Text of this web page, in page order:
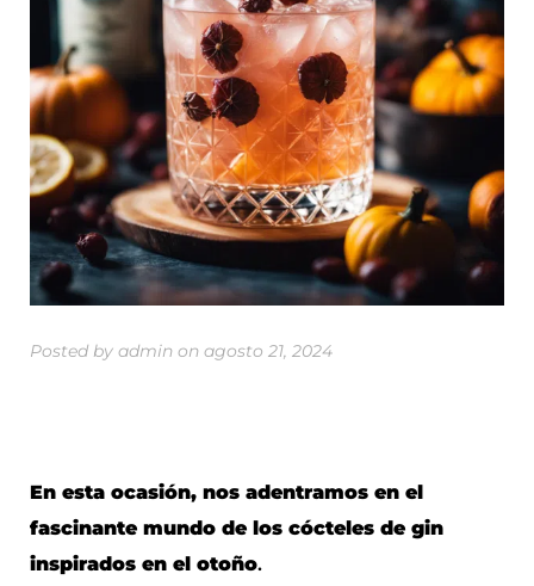
Posted by admin on agosto 21, 2024
En esta ocasión, nos adentramos en el
fascinante mundo de los cócteles de gin
inspirados en el otoño.